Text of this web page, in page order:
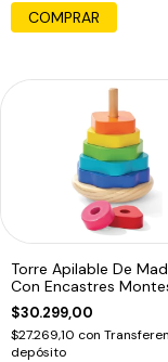
COMPRAR
Torre Apilable De
Con Encastres
Multicolor
$30.299,00
$27.269,10 con
depósito